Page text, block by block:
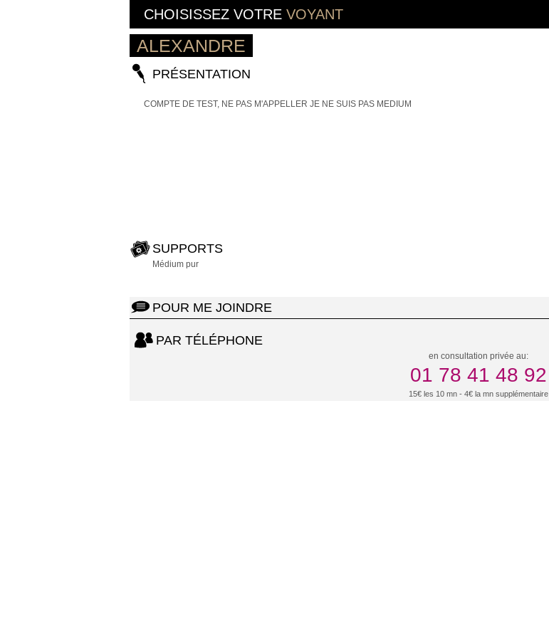
CHOISISSEZ VOTRE VOYANT
ALEXANDRE
PRÉSENTATION
COMPTE DE TEST, NE PAS M'APPELLER JE NE SUIS PAS MEDIUM
SUPPORTS
Médium pur
POUR ME JOINDRE
PAR TÉLÉPHONE
en consultation privée au:
01 78 41 48 92
15€ les 10 mn - 4€ la mn supplémentaire